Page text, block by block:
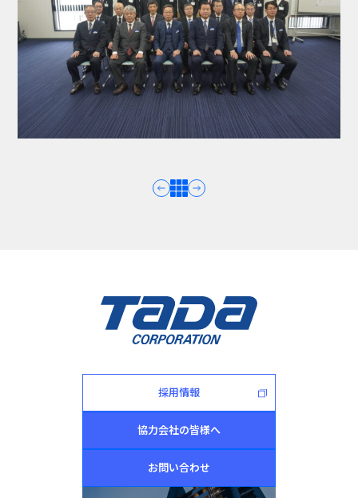
採用情報
協力会社の皆様へ
お問い合わせ